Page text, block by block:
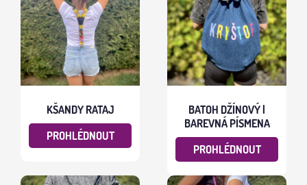
KŠANDY RATAJ
PROHLÉDNOUT
BATOH DŽÍNOVÝ |
BAREVNÁ PÍSMENA
PROHLÉDNOUT